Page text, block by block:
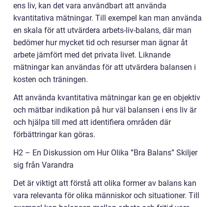
ens liv, kan det vara användbart att använda
kvantitativa mätningar. Till exempel kan man använda
en skala för att utvärdera arbets-liv-balans, där man
bedömer hur mycket tid och resurser man ägnar åt
arbete jämfört med det privata livet. Liknande
mätningar kan användas för att utvärdera balansen i
kosten och träningen.
Att använda kvantitativa mätningar kan ge en objektiv
och mätbar indikation på hur väl balansen i ens liv är
och hjälpa till med att identifiera områden där
förbättringar kan göras.
H2 – En Diskussion om Hur Olika ”Bra Balans” Skiljer
sig från Varandra
Det är viktigt att förstå att olika former av balans kan
vara relevanta för olika människor och situationer. Till